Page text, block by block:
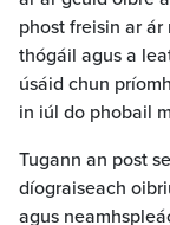
phost freisin ar
thógáil agus a
úsáid chun
in iúl do phobail
Tugann an post
díograiseach
agus